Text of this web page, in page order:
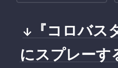
↓『コロバス
にスプレーす